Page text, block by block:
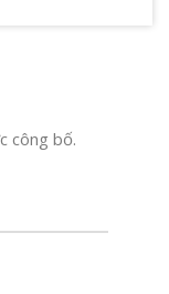
công bố.